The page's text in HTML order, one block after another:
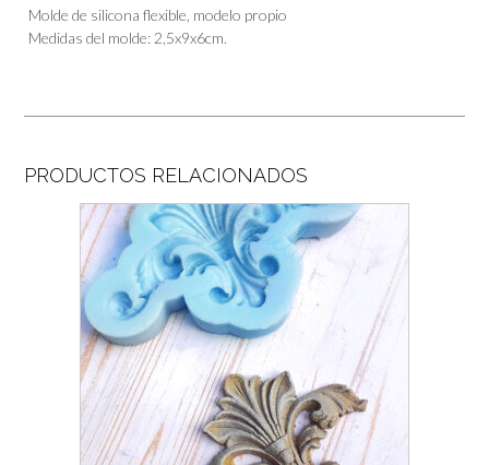
Molde de silicona flexible, modelo propio
Medidas del molde: 2,5x9x6cm.
PRODUCTOS RELACIONADOS